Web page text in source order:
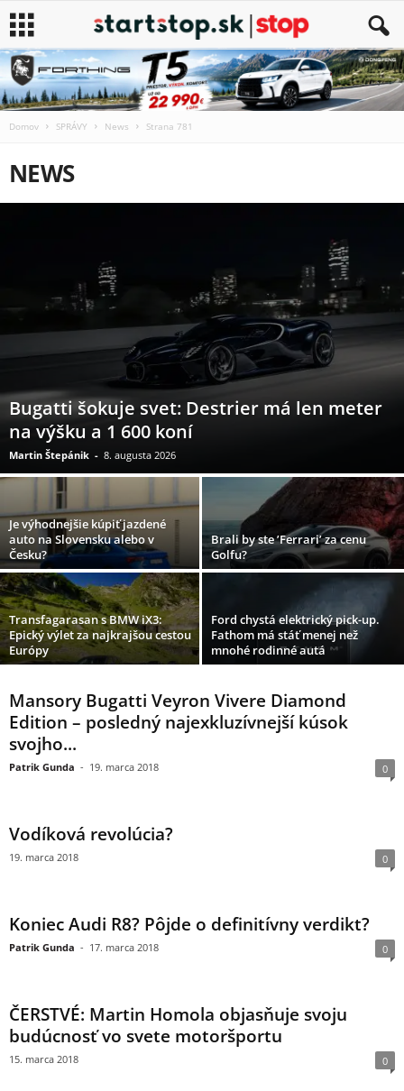
Domov SPRÁVY News Strana 781
NEWS
Bugatti šokuje svet: Destrier má len meter
na výšku a 1 600 koní
Martin Štepánik - 8. augusta 2026
Je výhodnejšie kúpiť jazdené
auto na Slovensku alebo v
Česku?
Brali by ste ’Ferrari’ za cenu
Golfu?
Transfagarasan s BMW iX3:
Epický výlet za najkrajšou cestou
Európy
Ford chystá elektrický pick-up.
Fathom má stáť menej než
mnohé rodinné autá
Mansory Bugatti Veyron Vivere Diamond
Edition – posledný najexkluzívnejší kúsok
svojho...
Patrik Gunda - 19. marca 2018 0
Vodíková revolúcia?
19. marca 2018 0
Koniec Audi R8? Pôjde o definitívny verdikt?
Patrik Gunda - 17. marca 2018 0
ČERSTVÉ: Martin Homola objasňuje svoju
budúcnosť vo svete motoršportu
15. marca 2018 0